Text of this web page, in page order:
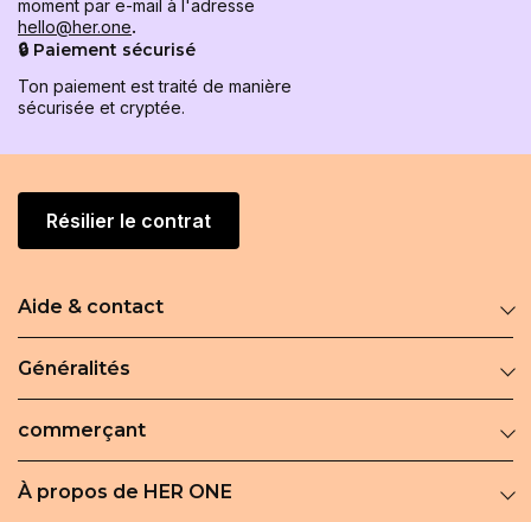
moment par e-mail à l'adresse
hello@her.one.
🔒 Paiement sécurisé
Ton paiement est traité de manière
sécurisée et cryptée.
Résilier le contrat
Aide & contact
Généralités
commerçant
À propos de HER ONE